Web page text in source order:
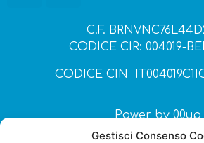
Gestisci Consenso
C.F.
CODICE CIR: 004019-
CODICE CIN
Power by00up